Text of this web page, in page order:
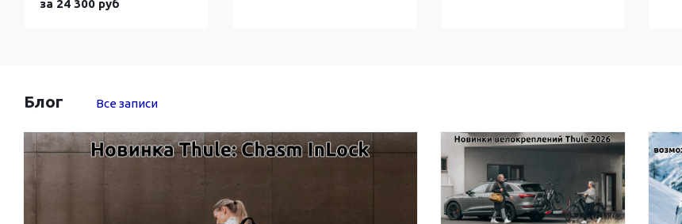
за 24 300 руб
Блог Все записи